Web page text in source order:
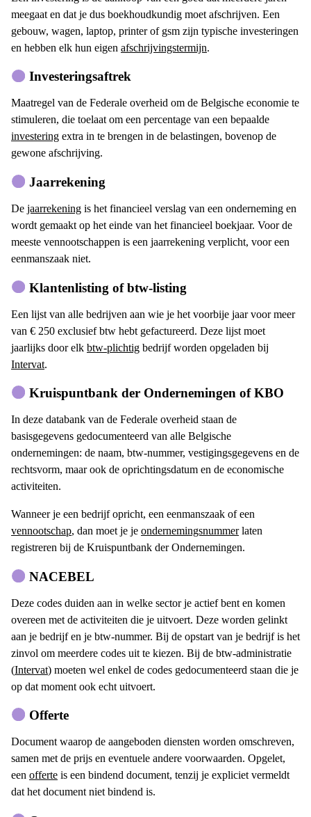
meegaat en dat je dus boekhoudkundig moet afschrijven. Een
gebouw, wagen, laptop, printer of gsm zijn typische investeringen
en hebben elk hun eigen afschrijvingstermijn.
Investeringsaftrek
Maatregel van de Federale overheid om de Belgische economie te
stimuleren, die toelaat om een percentage van een bepaalde
investering extra in te brengen in de belastingen, bovenop de
gewone afschrijving.
Jaarrekening
De jaarrekening is het financieel verslag van een onderneming en
wordt gemaakt op het einde van het financieel boekjaar. Voor de
meeste vennootschappen is een jaarrekening verplicht, voor een
eenmanszaak niet.
Klantenlisting of btw-listing
Een lijst van alle bedrijven aan wie je het voorbije jaar voor meer
van € 250 exclusief btw hebt gefactureerd. Deze lijst moet
jaarlijks door elk btw-plichtig bedrijf worden opgeladen bij
Intervat.
Kruispuntbank der Ondernemingen of KBO
In deze databank van de Federale overheid staan de
basisgegevens gedocumenteerd van alle Belgische
ondernemingen: de naam, btw-nummer, vestigingsgegevens en de
rechtsvorm, maar ook de oprichtingsdatum en de economische
activiteiten.
Wanneer je een bedrijf opricht, een eenmanszaak of een
vennootschap, dan moet je je ondernemingsnummerlaten
registreren bij de Kruispuntbank der Ondernemingen.
NACEBEL
Deze codes duiden aan in welke sector je actief bent en komen
overeen met de activiteiten die je uitvoert. Deze worden gelinkt
aan je bedrijf en je btw-nummer. Bij de opstart van je bedrijf is het
zinvol om meerdere codes uit te kiezen. Bij de btw-administratie
(Intervat) moeten wel enkel de codes gedocumenteerd staan die je
op dat moment ook echt uitvoert.
Offerte
Document waarop de aangeboden diensten worden omschreven,
samen met de prijs en eventuele andere voorwaarden. Opgelet,
een offerte is een bindend document, tenzij je expliciet vermeldt
dat het document niet bindend is.